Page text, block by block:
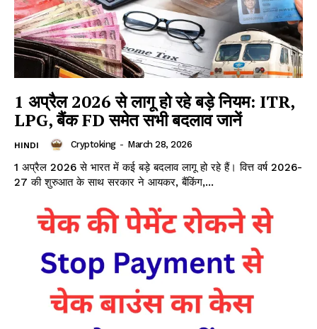
1 अप्रैल 2026 से लागू हो रहे बड़े नियम: ITR,
LPG, बैंक FD समेत सभी बदलाव जानें
HINDI Cryptoking - March 28, 2026
1 अप्रैल 2026 से भारत में कई बड़े बदलाव लागू हो रहे हैं। वित्त वर्ष 2026-
27 की शुरुआत के साथ सरकार ने आयकर, बैंकिंग,...